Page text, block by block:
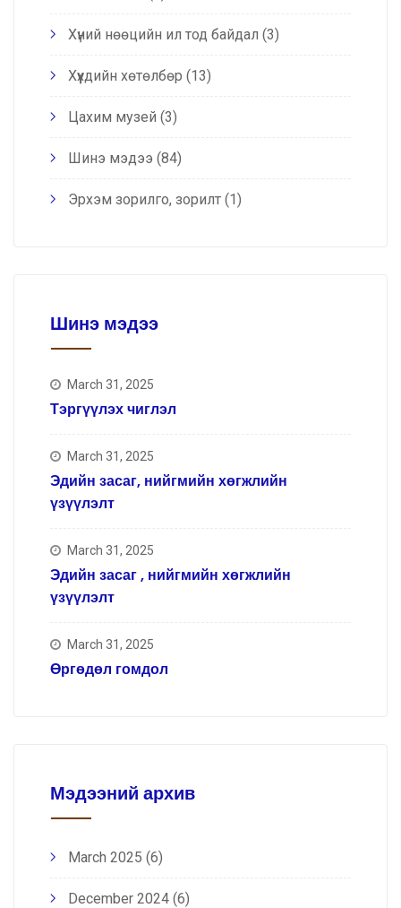
Хүний нөөцийн ил тод байдал (3)
Хүүхдийн хөтөлбөр (13)
Цахим музей (3)
Шинэ мэдээ (84)
Эрхэм зорилго, зорилт (1)
Шинэ мэдээ
March 31, 2025
Тэргүүлэх чиглэл
March 31, 2025
Эдийн засаг, нийгмийн хөгжлийн
үзүүлэлт
March 31, 2025
Эдийн засаг , нийгмийн хөгжлийн
үзүүлэлт
March 31, 2025
Өргөдөл гомдол
Мэдээний архив
March 2025 (6)
December 2024 (6)